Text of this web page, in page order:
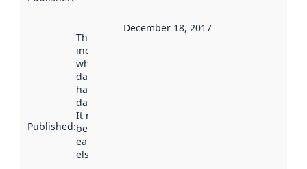
Published:
This date
indicates
when the
dataset was
harvested by
data.norge.no.
It may have
been available
earlier
elsewhere.
December 18, 2017